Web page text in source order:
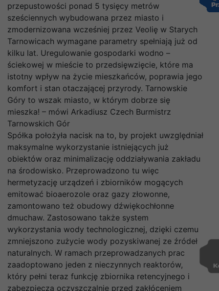
przepustowości ponad 5 tysięcy metrów
sześciennych wybudowana przez miasto i
zmodernizowana wcześniej przez Veolię w Starych
Tarnowicach wymagane parametry spełniają już od
kilku lat. Uregulowanie gospodarki wodno –
ściekowej w mieście to przedsięwzięcie, które ma
istotny wpływ na życie mieszkańców, poprawia jego
komfort i stan otaczającej przyrody. Tarnowskie
Góry to wszak miasto, w którym dobrze się
mieszka! – mówi Arkadiusz Czech Burmistrz
Tarnowskich Gór
Spółka położyła nacisk na to, by projekt uwzględniał
maksymalne wykorzystanie istniejących już
obiektów oraz minimalizację oddziaływania zakładu
na środowisko. Przeprowadzono tu więc
hermetyzację urządzeń i zbiorników mogących
emitować bioaerozole oraz gazy złowonne,
zamontowano też obudowy dźwiękochłonne
dmuchaw. Zastosowano także system
wykorzystania wody technologicznej, dzięki czemu
zmniejszono zużycie wody pozyskiwanej ze źródeł
naturalnych. W ramach przeprowadzanych prac
zaadoptowano jeden z nieczynnych reaktorów,
który pełni teraz funkcję zbiornika retencyjnego i
zabezpiecza oczyszczalnię przed zakłóceniem